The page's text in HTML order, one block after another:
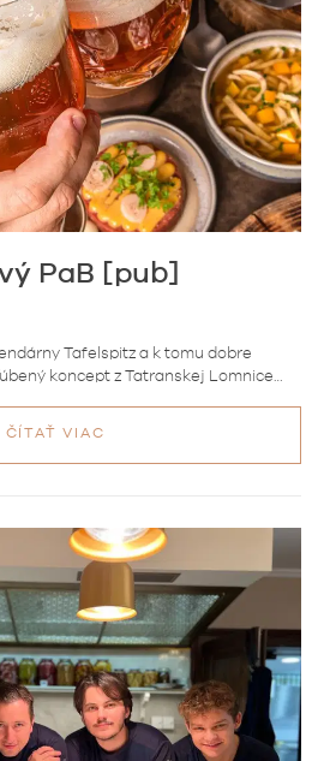
PaB [pub]
Tafelspitz a k tomu dobre
koncept z Tatranskej Lomnice…
ČÍTAŤ VIAC